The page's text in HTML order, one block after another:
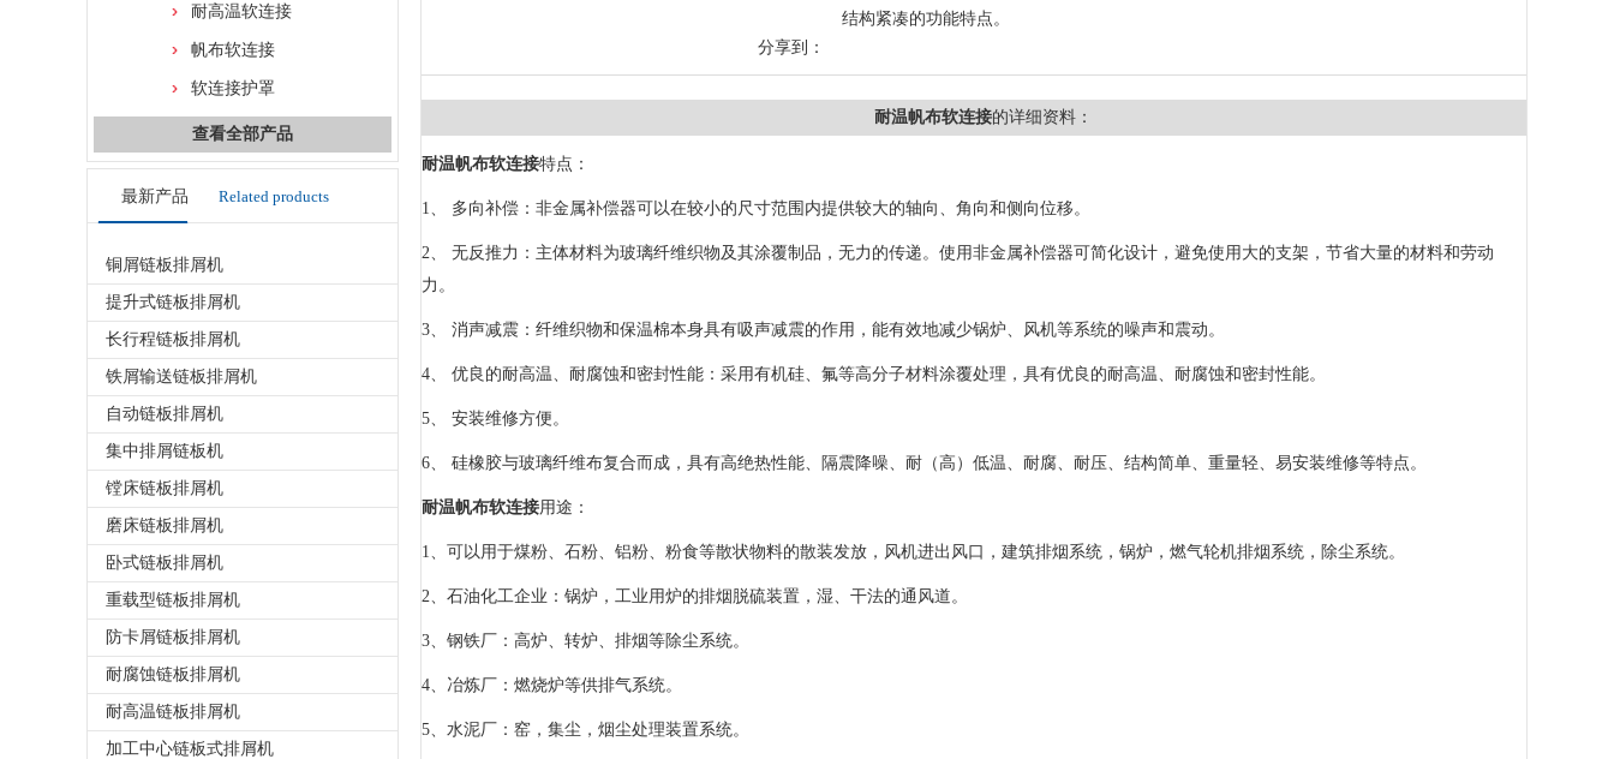
耐高温软连接
帆布软连接
软连接护罩
查看全部产品
最新产品 Related products
铜屑链板排屑机
提升式链板排屑机
长行程链板排屑机
铁屑输送链板排屑机
自动链板排屑机
集中排屑链板机
镗床链板排屑机
磨床链板排屑机
卧式链板排屑机
重载型链板排屑机
防卡屑链板排屑机
耐腐蚀链板排屑机
耐高温链板排屑机
加工中心链板式排屑机
结构紧凑的功能特点。
分享到：
耐温帆布软连接的详细资料：
耐温帆布软连接特点：
1、 多向补偿：非金属补偿器可以在较小的尺寸范围内提供较大的轴向、角向和侧向位移。
2、 无反推力：主体材料为玻璃纤维织物及其涂覆制品，无力的传递。使用非金属补偿器可简化设计，避免使用大的支架，节省大量的材料和劳动
力。
3、 消声减震：纤维织物和保温棉本身具有吸声减震的作用，能有效地减少锅炉、风机等系统的噪声和震动。
4、 优良的耐高温、耐腐蚀和密封性能：采用有机硅、氟等高分子材料涂覆处理，具有优良的耐高温、耐腐蚀和密封性能。
5、 安装维修方便。
6、 硅橡胶与玻璃纤维布复合而成，具有高绝热性能、隔震降噪、耐（高）低温、耐腐、耐压、结构简单、重量轻、易安装维修等特点。
耐温帆布软连接用途：
1、可以用于煤粉、石粉、铝粉、粉食等散状物料的散装发放，风机进出风口，建筑排烟系统，锅炉，燃气轮机排烟系统，除尘系统。
2、石油化工企业：锅炉，工业用炉的排烟脱硫装置，湿、干法的通风道。
3、钢铁厂：高炉、转炉、排烟等除尘系统。
4、冶炼厂：燃烧炉等供排气系统。
5、水泥厂：窑，集尘，烟尘处理装置系统。